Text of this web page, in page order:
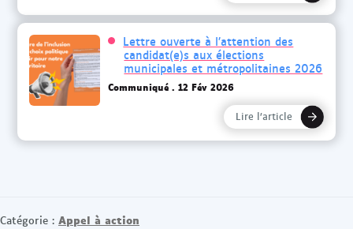
Lettre ouverte à l’attention des
candidat(e)s aux élections
municipales et métropolitaines 2026
Communiqué 12 Fév 2026
Lire l’article
Catégorie : Appel à action